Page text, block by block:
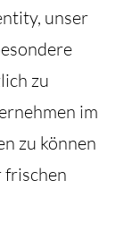
unser
zu
im
zu können
frischen